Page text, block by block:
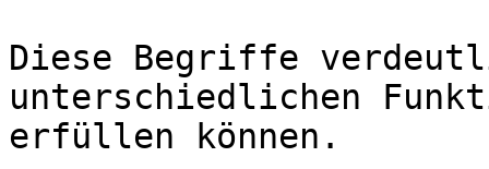
Diese Begriffe
unterschiedlichen
erfüllen können.